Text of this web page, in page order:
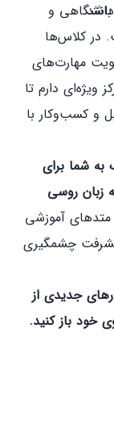
و
در کلاس‌ها
مهارت‌های
ویژه‌ای دارم تا
و کسب‌وکار با
شما برای
زبان روسی
متدهای آموزشی
چشمگیری
جدیدی از
خود باز کنید.